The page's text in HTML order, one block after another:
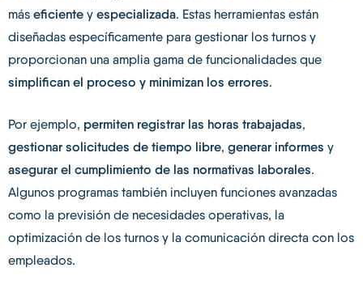
más eficiente y especializada. Estas herramientas están
diseñadas específicamente para gestionar los turnos y
proporcionan una amplia gama de funcionalidades que
simplifican el proceso y minimizan los errores.
Por ejemplo, permiten registrar las horas trabajadas,
gestionar solicitudes de tiempo libre, generar informes y
asegurar el cumplimiento de las normativas laborales.
Algunos programas también incluyen funciones avanzadas
como la previsión de necesidades operativas, la
optimización de los turnos y la comunicación directa con los
empleados.